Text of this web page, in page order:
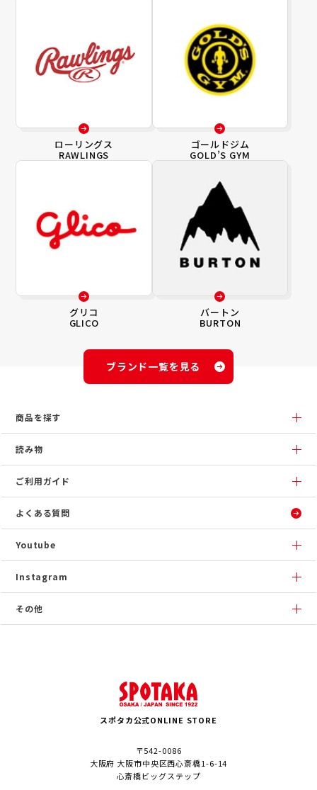
ローリングス
RAWLINGS
ゴールドジム
GOLD’S GYM
グリコ
GLICO
バートン
BURTON
ブランド一覧を見る
商品を探す
読み物
ご利用ガイド
よくある質問
Youtube
Instagram
その他
スポタカ公式ONLINE STORE
〒542-0086
大阪府 大阪市中央区西心斎橋1-6-14
心斎橋ビッグステップ